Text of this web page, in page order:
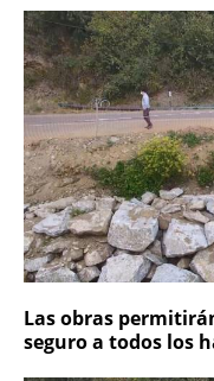
Las obras
seguro a todos los